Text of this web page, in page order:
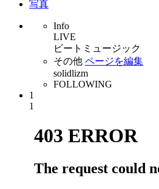
写真
Info
LIVE
ビートミュージック
その他 ページを編集
solidlizm
FOLLOWING
1
1